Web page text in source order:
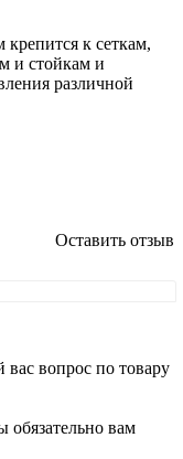
к сеткам,
и стойкам и
различной
Оставить отзыв
вопрос по товару
вам